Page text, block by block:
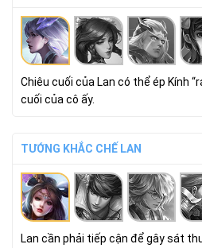
Chiêu cuối của Lan có thể ép Kính
cuối của cô ấy.
TƯỚNG KHẮC CHẾ LAN
Lan cần phải tiếp cận để gây sát